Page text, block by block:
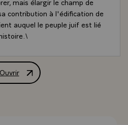
contribution à l'édification de
auquel le peuple juif est lié
Ouvrir de M. François Mitterrand,